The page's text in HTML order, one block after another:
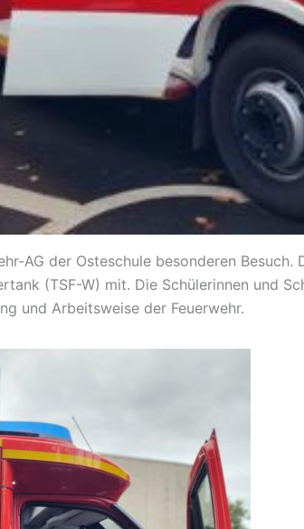
AG der Osteschule besonderen
(TSF-W) mit. Die Schülerinnen und
und Arbeitsweise der Feuerwehr.